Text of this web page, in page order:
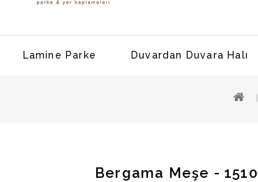
Lamine Parke Duvardan Duvara Halı
Bergama Meşe - 1510